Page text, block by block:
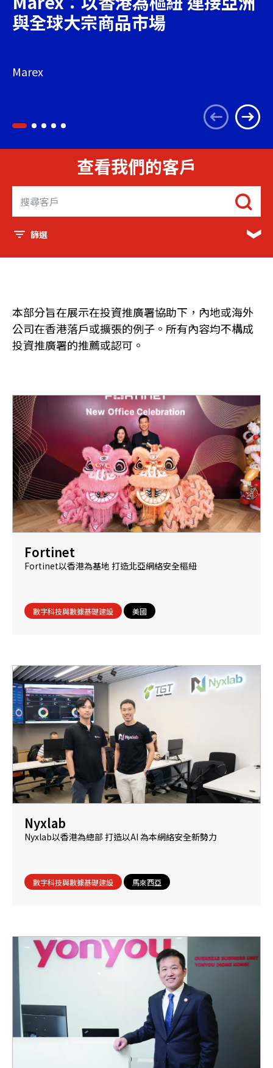
與全球大宗商品市場
Marex
查看我們的客戶
篩選
本部分旨在展示在投資推廣署協助下，內地或海外
公司在香港落戶或擴張的例子。所有內容均不構成
投資推廣署的推薦或認可。
Fortinet
Fortinet以香港為基地 打造北亞網絡安全樞紐
數字科技與數據基礎建設 美國
Nyxlab
Nyxlab以香港為總部 打造以AI 為本網絡安全新勢力
數字科技與數據基礎建設 馬來西亞